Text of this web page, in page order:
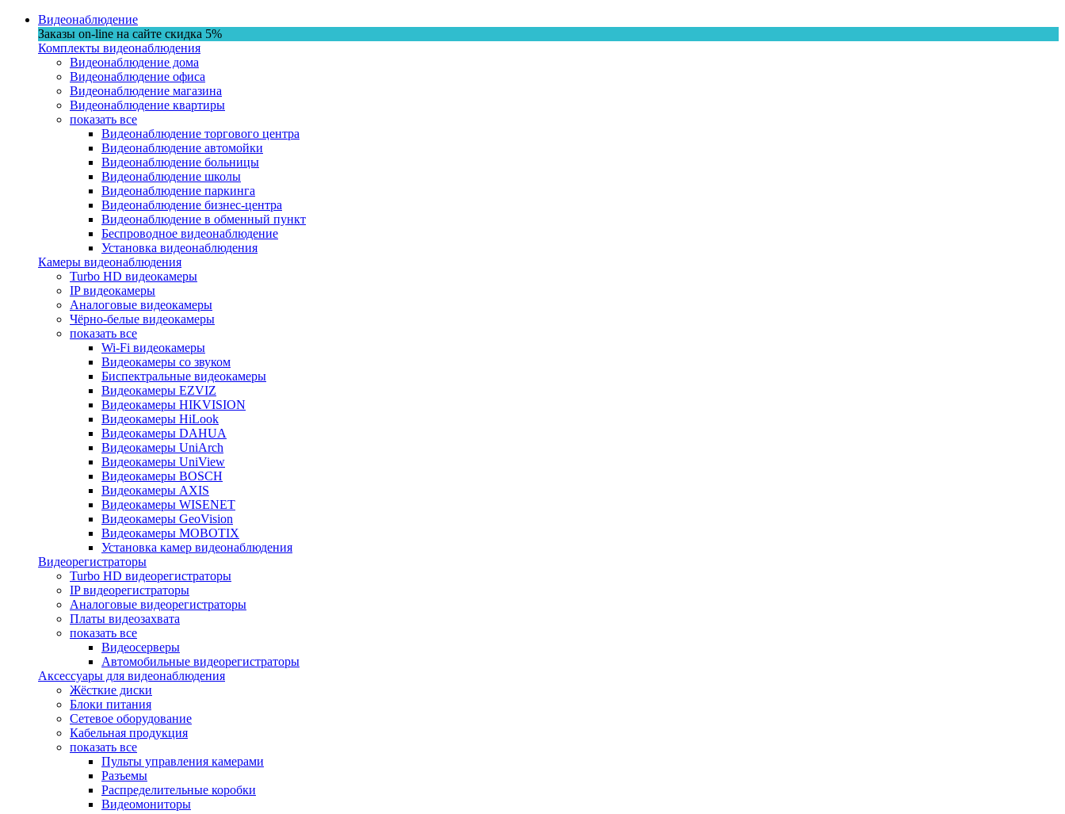
Видеонаблюдение
Заказы on-line на сaйте скидка 5%
Комплекты видеонаблюдения
Видеонаблюдение дома
Видеонаблюдение офиса
Видеонаблюдение магазина
Видеонаблюдение квартиры
показать все
Видеонаблюдение торгового центра
Видеонаблюдение автомойки
Видеонаблюдение больницы
Видеонаблюдение школы
Видеонаблюдение паркинга
Видеонаблюдение бизнес-центра
Видеонаблюдение в обменный пункт
Беспроводное видеонаблюдение
Установка видеонаблюдения
Камеры видеонаблюдения
Turbo HD видеокамеры
IP видеокамеры
Аналоговые видеокамеры
Чёрно-белые видеокамеры
показать все
Wi-Fi видеокамеры
Видеокамеры со звуком
Биспектральные видеокамеры
Видеокамеры EZVIZ
Видеокамеры HIKVISION
Видеокамеры HiLook
Видеокамеры DAHUA
Видеокамеры UniArch
Видеокамеры UniView
Видеокамеры BOSCH
Видеокамеры AXIS
Видеокамеры WISENET
Видеокамеры GeoVision
Видеокамеры MOBOTIX
Установка камер видеонаблюдения
Видеорегистраторы
Turbo HD видеорегистраторы
IP видеорегистраторы
Аналоговые видеорегистраторы
Платы видеозахвата
показать все
Видеосерверы
Автомобильные видеорегистраторы
Аксессуары для видеонаблюдения
Жёсткие диски
Блоки питания
Сетевое оборудование
Кабельная продукция
показать все
Пульты управления камерами
Разъемы
Распределительные коробки
Видеомониторы